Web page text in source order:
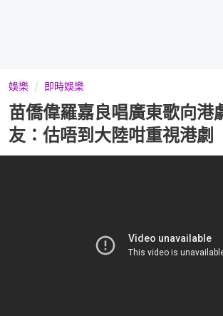
娛樂 即時娛樂
苗僑偉羅嘉良唱廣東歌向
友：估唔到大陸咁重視港劇